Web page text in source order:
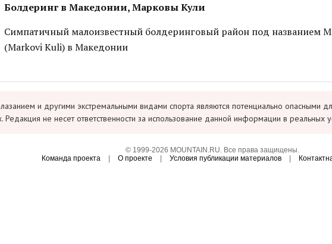
Болдеринг в Македонии, Марковы Кули
Симпатичный малоизвестный болдеринговый район под названием
(Markovi Kuli) в Македонии
и другими экстремальными видами спорта являются потенциально опасными
Редакция не несет ответственности за использование данной информации в реальных
© 1999-2026 MOUNTAIN.RU. Все права защищены.
Команда проекта
О проекте Условия публикации материалов